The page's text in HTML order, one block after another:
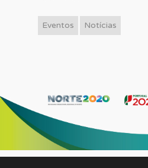
Eventos Notícias